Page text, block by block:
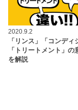
2020.9.2
「リンス」「コンディ
「トリートメント」の
を解説